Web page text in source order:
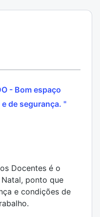
- Bom espaço
de segurança. "
Docentes é o
ponto que
e condições de